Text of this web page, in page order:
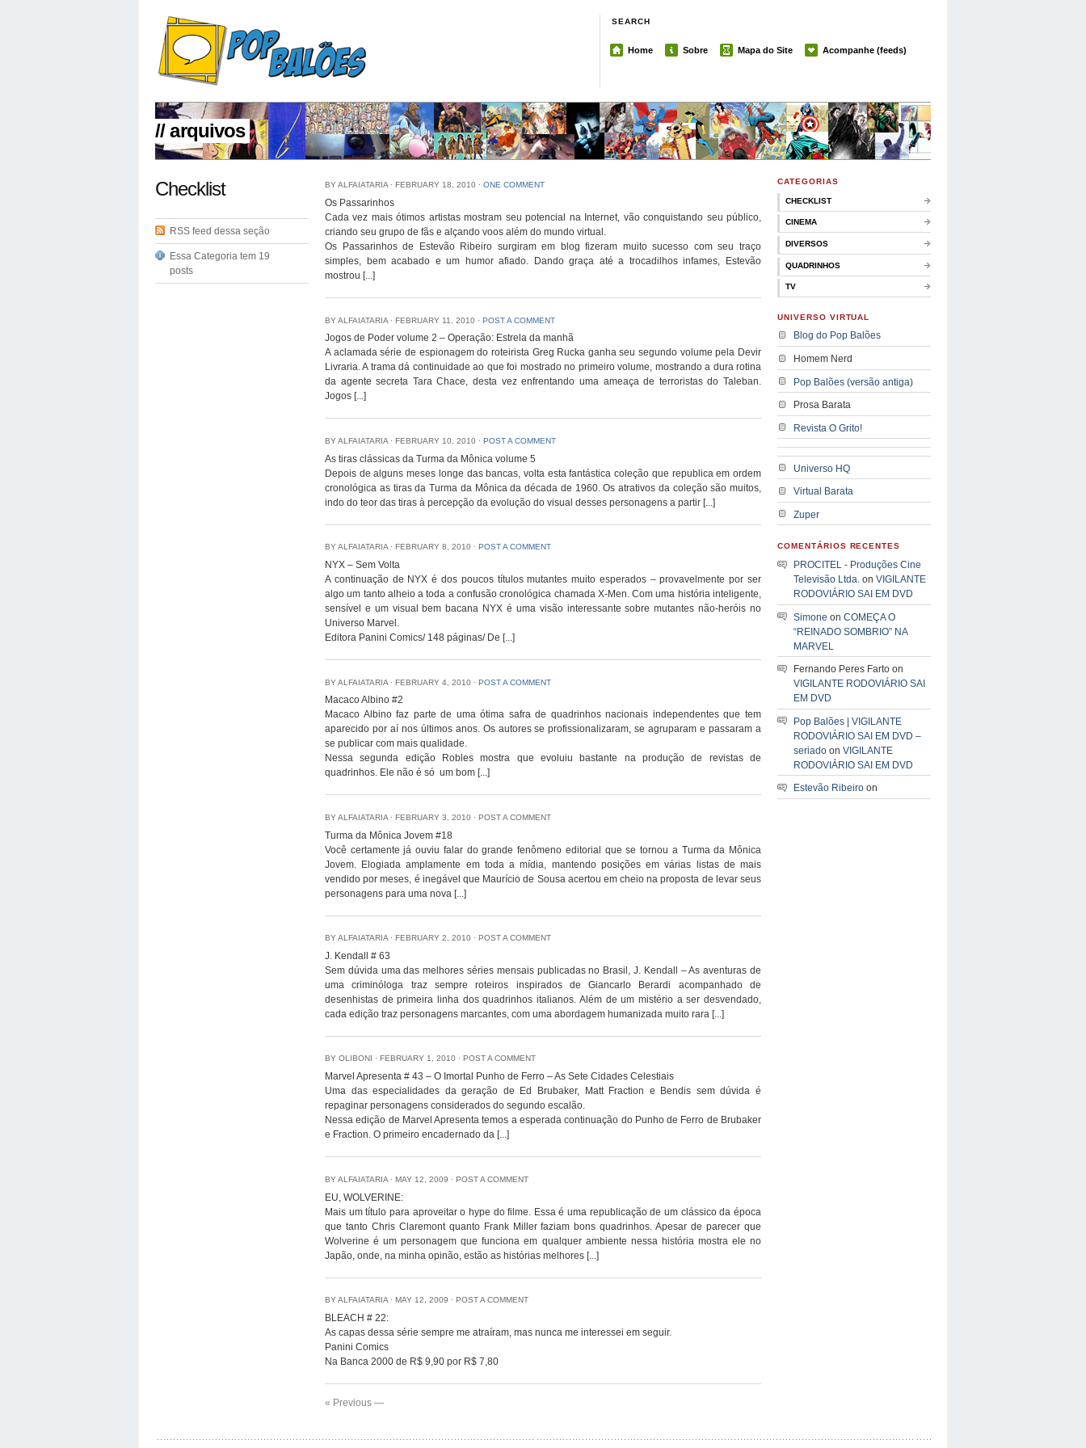
SEARCH
Home Sobre Mapa do Site Acompanhe (feeds)
// arquivos
Checklist
RSS feed dessa seção
Essa Categoria tem 19
posts
BY ALFAIATARIA ⋅ FEBRUARY 18, 2010 ⋅ ONE COMMENT
Os Passarinhos
Cada vez mais ótimos artistas mostram seu potencial na Internet, vão conquistando seu público,
criando seu grupo de fãs e alçando voos além do mundo virtual.
Os Passarinhos de Estevão Ribeiro surgiram em blog fizeram muito sucesso com seu traço
simples, bem acabado e um humor afiado. Dando graça até a trocadilhos infames, Estevão
mostrou [...]
BY ALFAIATARIA ⋅ FEBRUARY 11, 2010 ⋅ POST A COMMENT
Jogos de Poder volume 2 – Operação: Estrela da manhã
A aclamada série de espionagem do roteirista Greg Rucka ganha seu segundo volume pela Devir
Livraria. A trama dá continuidade ao que foi mostrado no primeiro volume, mostrando a dura rotina
da agente secreta Tara Chace, desta vez enfrentando uma ameaça de terroristas do Taleban.
Jogos [...]
BY ALFAIATARIA ⋅ FEBRUARY 10, 2010 ⋅ POST A COMMENT
As tiras clássicas da Turma da Mônica volume 5
Depois de alguns meses longe das bancas, volta esta fantástica coleção que republica em ordem
cronológica as tiras da Turma da Mônica da década de 1960. Os atrativos da coleção são muitos,
indo do teor das tiras à percepção da evolução do visual desses personagens a partir [...]
BY ALFAIATARIA ⋅ FEBRUARY 8, 2010 ⋅ POST A COMMENT
NYX – Sem Volta
A continuação de NYX é dos poucos títulos mutantes muito esperados – provavelmente por ser
algo um tanto alheio a toda a confusão cronológica chamada X-Men. Com uma história inteligente,
sensível e um visual bem bacana NYX é uma visão interessante sobre mutantes não-heróis no
Universo Marvel.
Editora Panini Comics/ 148 páginas/ De [...]
BY ALFAIATARIA ⋅ FEBRUARY 4, 2010 ⋅ POST A COMMENT
Macaco Albino #2
Macaco Albino faz parte de uma ótima safra de quadrinhos nacionais independentes que tem
aparecido por aí nos últimos anos. Os autores se profissionalizaram, se agruparam e passaram a
se publicar com mais qualidade.
Nessa segunda edição Robles mostra que evoluiu bastante na produção de revistas de
quadrinhos. Ele não é só um bom [...]
BY ALFAIATARIA ⋅ FEBRUARY 3, 2010 ⋅ POST A COMMENT
Turma da Mônica Jovem #18
Você certamente já ouviu falar do grande fenômeno editorial que se tornou a Turma da Mônica
Jovem. Elogiada amplamente em toda a mídia, mantendo posições em várias listas de mais
vendido por meses, é inegável que Maurício de Sousa acertou em cheio na proposta de levar seus
personagens para uma nova [...]
BY ALFAIATARIA ⋅ FEBRUARY 2, 2010 ⋅ POST A COMMENT
J. Kendall # 63
Sem dúvida uma das melhores séries mensais publicadas no Brasil, J. Kendall – As aventuras de
uma criminóloga traz sempre roteiros inspirados de Giancarlo Berardi acompanhado de
desenhistas de primeira linha dos quadrinhos italianos. Além de um mistério a ser desvendado,
cada edição traz personagens marcantes, com uma abordagem humanizada muito rara [...]
BY OLIBONI ⋅ FEBRUARY 1, 2010 ⋅ POST A COMMENT
Marvel Apresenta # 43 – O Imortal Punho de Ferro – As Sete Cidades Celestiais
Uma das especialidades da geração de Ed Brubaker, Matt Fraction e Bendis sem dúvida é
repaginar personagens considerados do segundo escalão.
Nessa edição de Marvel Apresenta temos a esperada continuação do Punho de Ferro de Brubaker
e Fraction. O primeiro encadernado da [...]
BY ALFAIATARIA ⋅ MAY 12, 2009 ⋅ POST A COMMENT
EU, WOLVERINE:
Mais um título para aproveitar o hype do filme. Essa é uma republicação de um clássico da época
que tanto Chris Claremont quanto Frank Miller faziam bons quadrinhos. Apesar de parecer que
Wolverine é um personagem que funciona em qualquer ambiente nessa história mostra ele no
Japão, onde, na minha opinão, estão as histórias melhores [...]
BY ALFAIATARIA ⋅ MAY 12, 2009 ⋅ POST A COMMENT
BLEACH # 22:
As capas dessa série sempre me atraíram, mas nunca me interessei em seguir.
Panini Comics
Na Banca 2000 de R$ 9,90 por R$ 7,80
« Previous —
CATEGORIAS
CHECKLIST
CINEMA
DIVERSOS
QUADRINHOS
TV
UNIVERSO VIRTUAL
Blog do Pop Balões
Homem Nerd
Pop Balões (versão antiga)
Prosa Barata
Revista O Grito!
Universo HQ
Virtual Barata
Zuper
COMENTÁRIOS RECENTES
PROCITEL - Produções Cine
Televisão Ltda. on VIGILANTE
RODOVIÁRIO SAI EM DVD
Simone on COMEÇA O
“REINADO SOMBRIO” NA
MARVEL
Fernando Peres Farto on
VIGILANTE RODOVIÁRIO SAI
EM DVD
Pop Balões | VIGILANTE
RODOVIÁRIO SAI EM DVD –
seriado on VIGILANTE
RODOVIÁRIO SAI EM DVD
Estevão Ribeiro on